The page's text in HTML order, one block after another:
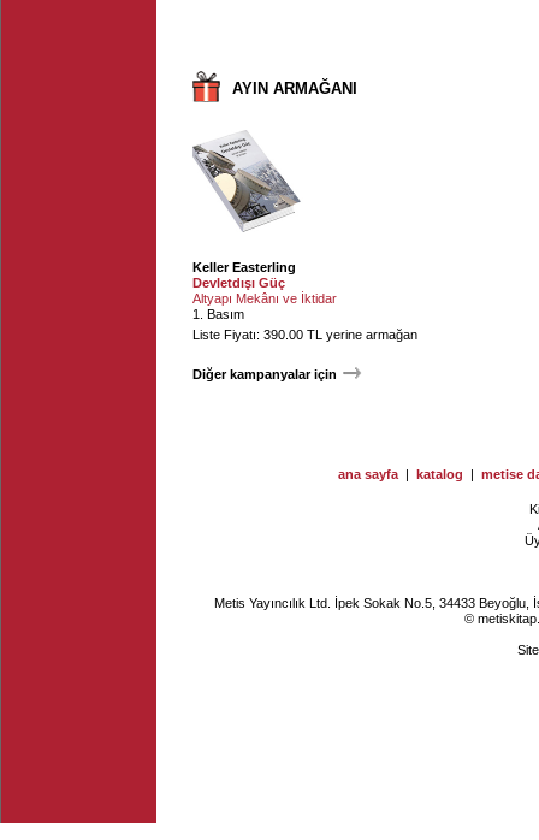
AYIN ARMAĞANI
Keller Easterling
Devletdışı Güç
Altyapı Mekânı ve İktidar
1. Basım
Liste Fiyatı: 390.00 TL yerine armağan
Diğer kampanyalar için
ana sayfa | katalog | metise
Metis Yayıncılık Ltd. İpek Sokak No.5, 34433
©